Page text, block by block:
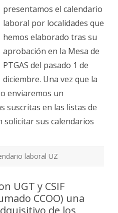
presentamos el calendario
laboral por localidades que
hemos elaborado tras su
aprobación en la Mesa de
PTGAS del pasado 1 de
diciembre. Una vez que la
enviaremos un
suscritas en las listas de
solicitar sus calendarios
laboral UZ
UGT y CSIF
CCOO) una
de los